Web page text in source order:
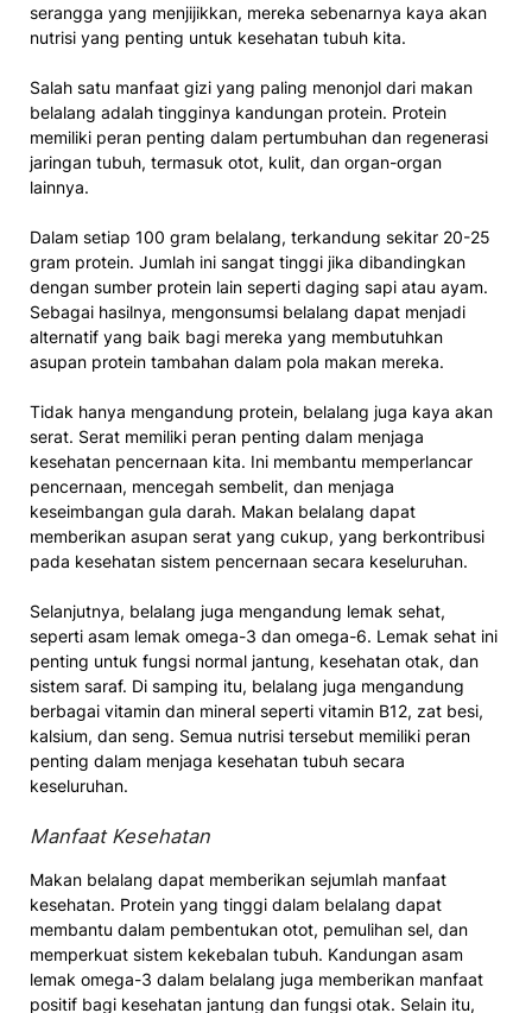
serangga yang menjijikkan, mereka sebenarnya kaya akan
nutrisi yang penting untuk kesehatan tubuh kita.
Salah satu manfaat gizi yang paling menonjol dari makan
belalang adalah tingginya kandungan protein. Protein
memiliki peran penting dalam pertumbuhan dan regenerasi
jaringan tubuh, termasuk otot, kulit, dan organ-organ
lainnya.
Dalam setiap 100 gram belalang, terkandung sekitar 20-25
gram protein. Jumlah ini sangat tinggi jika dibandingkan
dengan sumber protein lain seperti daging sapi atau ayam.
Sebagai hasilnya, mengonsumsi belalang dapat menjadi
alternatif yang baik bagi mereka yang membutuhkan
asupan protein tambahan dalam pola makan mereka.
Tidak hanya mengandung protein, belalang juga kaya akan
serat. Serat memiliki peran penting dalam menjaga
kesehatan pencernaan kita. Ini membantu memperlancar
pencernaan, mencegah sembelit, dan menjaga
keseimbangan gula darah. Makan belalang dapat
memberikan asupan serat yang cukup, yang berkontribusi
pada kesehatan sistem pencernaan secara keseluruhan.
Selanjutnya, belalang juga mengandung lemak sehat,
seperti asam lemak omega-3 dan omega-6. Lemak sehat ini
penting untuk fungsi normal jantung, kesehatan otak, dan
sistem saraf. Di samping itu, belalang juga mengandung
berbagai vitamin dan mineral seperti vitamin B12, zat besi,
kalsium, dan seng. Semua nutrisi tersebut memiliki peran
penting dalam menjaga kesehatan tubuh secara
keseluruhan.
Manfaat Kesehatan
Makan belalang dapat memberikan sejumlah manfaat
kesehatan. Protein yang tinggi dalam belalang dapat
membantu dalam pembentukan otot, pemulihan sel, dan
memperkuat sistem kekebalan tubuh. Kandungan asam
lemak omega-3 dalam belalang juga memberikan manfaat
positif bagi kesehatan jantung dan fungsi otak. Selain itu,